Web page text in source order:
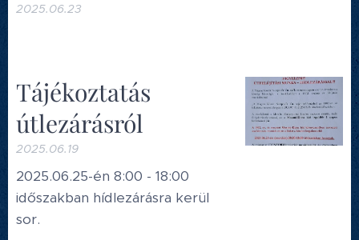
2025.06.23
Tájékoztatás
útlezárásról
2025.06.19
2025.06.25-én 8:00 - 18:00
időszakban hídlezárásra kerül
sor.